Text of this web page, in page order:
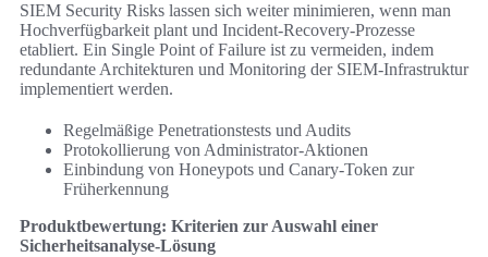
SIEM Security Risks lassen sich weiter minimieren, wenn man
Hochverfügbarkeit plant und Incident-Recovery-Prozesse
etabliert. Ein Single Point of Failure ist zu vermeiden, indem
redundante Architekturen und Monitoring der SIEM-Infrastruktur
implementiert werden.
Regelmäßige Penetrationstests und Audits
Protokollierung von Administrator-Aktionen
Einbindung von Honeypots und Canary-Token zur
Früherkennung
Produktbewertung: Kriterien zur Auswahl einer
Sicherheitsanalyse-Lösung